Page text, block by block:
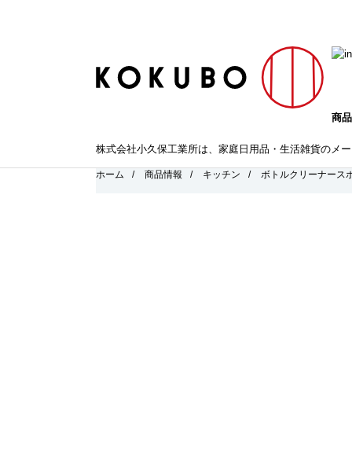
商
株式会社小久保工業所は、家庭日用品・生活雑貨のメ
ホーム / 商品情報 / キッチン / ボトルクリーナース